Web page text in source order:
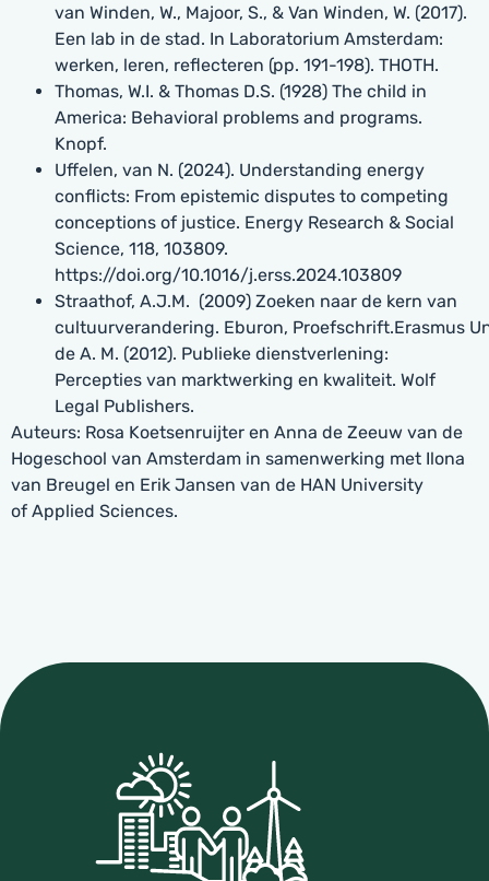
van Winden, W., Majoor, S., & Van Winden, W. (2017).
Een lab in de stad. In Laboratorium Amsterdam:
werken, leren, reflecteren (pp. 191-198). THOTH.
Thomas, W.I. & Thomas D.S. (1928) The child in
America: Behavioral problems and programs.
Knopf.
Uffelen, van N. (2024). Understanding energy
conflicts: From epistemic disputes to competing
conceptions of justice. Energy Research & Social
Science, 118, 103809.
https://doi.org/10.1016/j.erss.2024.103809
Straathof, A.J.M. (2009) Zoeken naar de kern van
cultuurverandering. Eburon, Proefschrift.Erasmus
de A. M. (2012). Publieke dienstverlening:
Percepties van marktwerking en kwaliteit. Wolf
Legal Publishers.
Auteurs: Rosa Koetsenruijter en Anna de Zeeuw van de
Hogeschool van Amsterdam in samenwerking met Ilona
van Breugel en Erik Jansen van de HAN University
of Applied Sciences.